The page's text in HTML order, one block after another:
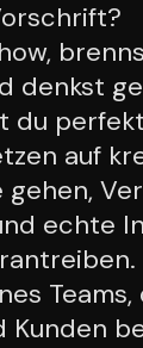
denkst
du
auf
gehen,
echte
Teams,
Kunden